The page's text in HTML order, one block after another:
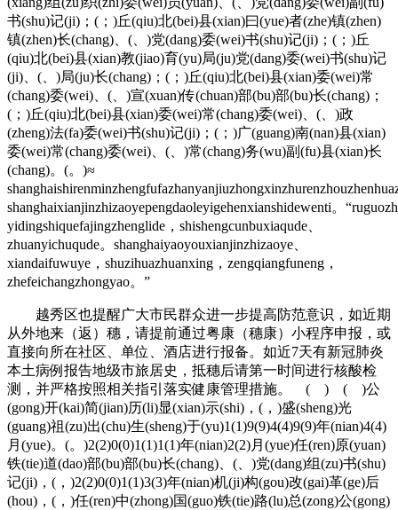
书(shu)记(ji)；(；)丘(qiu)北(bei)县(xian)曰(yue)者(zhe)镇(zhen)
镇(zhen)长(chang)、(、)党(dang)委(wei)书(shu)记(ji)；(；)丘
(qiu)北(bei)县(xian)教(jiao)育(yu)局(ju)党(dang)委(wei)书(shu)记
(ji)、(、)局(ju)长(chang)；(；)丘(qiu)北(bei)县(xian)委(wei)常
(chang)委(wei)、(、)宣(xuan)传(chuan)部(bu)部(bu)长(chang)；
(；)丘(qiu)北(bei)县(xian)委(wei)常(chang)委(wei)、(、)政
(zheng)法(fa)委(wei)书(shu)记(ji)；(；)广(guang)南(nan)县(xian)
委(wei)常(chang)委(wei)、(、)常(chang)务(wu)副(fu)县(xian)长
(chang)。(。)≈
shanghaixianjinzhizaoyepengdaoleyigehenxianshidewenti。
yidingshiquefajingzhenglide，shishengcunbuxiaqude、
zhuanyichuqude。shanghaiyaoyouxianjinzhizaoye、
xiandaifuwuye，shuzihuazhuanxing，zengqiangfuneng，
zhefeichangzhongyao。”
越秀区也提醒广大市民群众进一步提高防范意识，如近期
从外地来（返）穗，请提前通过粤康（穗康）小程序申报，或
直接向所在社区、单位、酒店进行报备。如近7天有新冠肺炎
本土病例报告地级市旅居史，抵穗后请第一时间进行核酸检
测，并严格按照相关指引落实健康管理措施。 ( ) ( )公
(gong)开(kai)简(jian)历(li)显(xian)示(shi)，(，)盛(sheng)光
(guang)祖(zu)出(chu)生(sheng)于(yu)1(1)9(9)4(4)9(9)年(nian)4(4)
月(yue)。(。)2(2)0(0)1(1)1(1)年(nian)2(2)月(yue)任(ren)原(yuan)
铁(tie)道(dao)部(bu)部(bu)长(chang)、(、)党(dang)组(zu)书(shu)
记(ji)，(，)2(2)0(0)1(1)3(3)年(nian)机(ji)构(gou)改(gai)革(ge)后
(hou)，(，)任(ren)中(zhong)国(guo)铁(tie)路(lu)总(zong)公(gong)